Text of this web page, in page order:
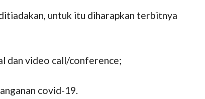
untuk itu diharapkan terbitnya
dan video call/conference;
covid-19.